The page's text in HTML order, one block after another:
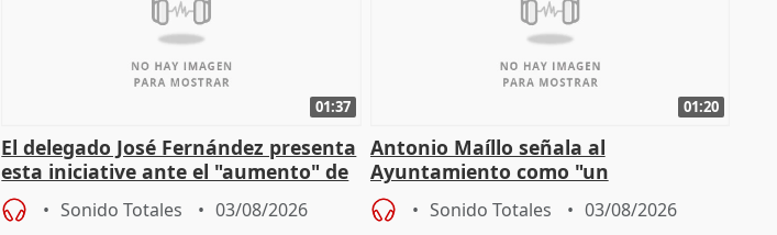
01:37
El delegado José Fernández presenta
esta iniciative ante el "aumento" de
personas sin hogar en Madri
Sonido Totales 03/08/2026
01:20
Antonio Maíllo señala al
Ayuntamiento como "un
especulador más" sobre viviendas de
Jiménez Becerril
Sonido Totales 03/08/2026